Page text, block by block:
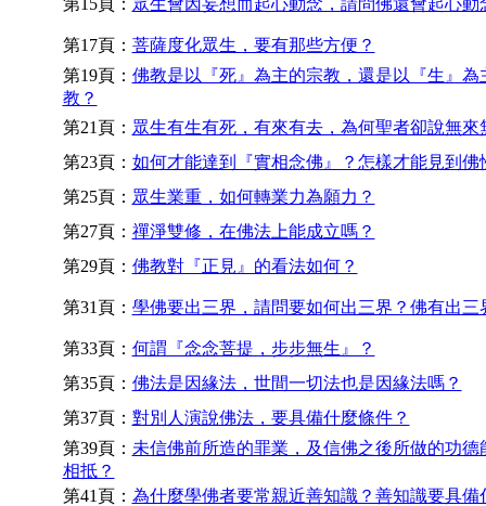
第17頁： 菩薩度化眾生，要有那些方便？
第19頁： 佛教是以『死』為主的宗教，還是以『生』為
教？
第21頁： 眾生有生有死，有來有去，為何聖者卻說無來
第23頁： 如何才能達到『實相念佛』？怎樣才能見到佛
第25頁： 眾生業重，如何轉業力為願力？
第27頁： 禪淨雙修，在佛法上能成立嗎？
第29頁： 佛教對『正見』的看法如何？
第31頁： 學佛要出三界，請問要如何出三界？佛有出三
第33頁： 何謂『念念菩提，步步無生』？
第35頁： 佛法是因緣法，世間一切法也是因緣法嗎？
第37頁： 對別人演說佛法，要具備什麼條件？
第39頁： 未信佛前所造的罪業，及信佛之後所做的功德
相抵？
第41頁： 為什麼學佛者要常親近善知識？善知識要具備